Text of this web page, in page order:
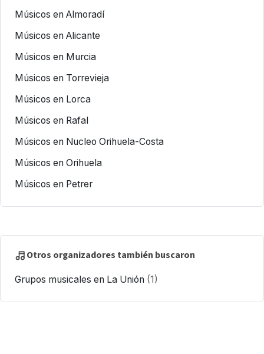
Músicos en Almoradí
Músicos en Alicante
Músicos en Murcia
Músicos en Torrevieja
Músicos en Lorca
Músicos en Rafal
Músicos en Nucleo Orihuela-Costa
Músicos en Orihuela
Músicos en Petrer
Otros organizadores también buscaron
Grupos musicales en La Unión (1)